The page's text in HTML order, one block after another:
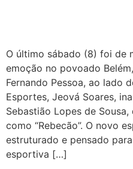
O último sábado (8) foi de
emoção no povoado
Fernando Pessoa, ao lado
Esportes, Jeová Soares,
Sebastião Lopes de
como “Rebecão”. O novo
estruturado e pensado
esportiva […]